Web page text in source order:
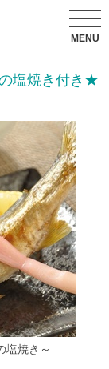
MENU
塩焼き付き★
塩焼き～